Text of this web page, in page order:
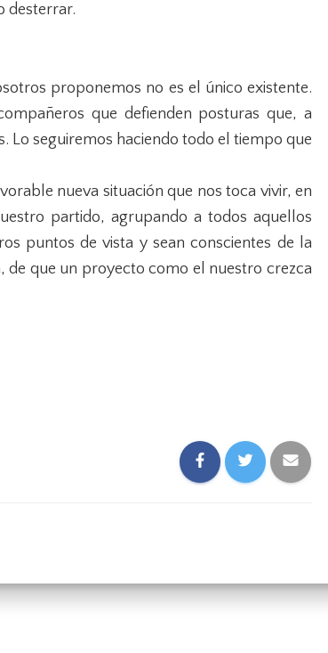
desterrar.
proponemos no es el único existente.
que defienden posturas que, a
Lo seguiremos haciendo todo el tiempo que
nueva situación que nos toca vivir, en
partido, agrupando a todos aquellos
puntos de vista y sean conscientes de la
de que un proyecto como el nuestro crezca